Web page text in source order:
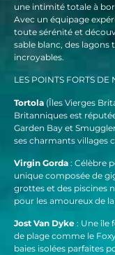
une intimité totale à
Avec un équipage
toute sérénité et
sable blanc, des lagons
incroyables.
LES POINTS FORTS DE
Tortola (Îles Vierges
Britanniques est
Garden Bay et
ses charmants villages
Virgin Gorda : Célèbre
unique composée de
grottes et des piscines
pour les amoureux de
Jost Van Dyke : Une île
de plage comme le
baies isolées parfaites